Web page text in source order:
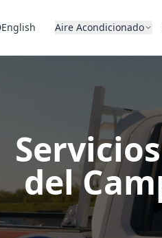
English Aire Acondicionado
del